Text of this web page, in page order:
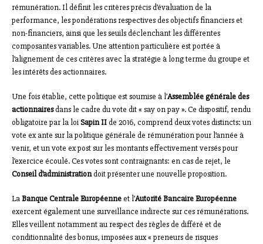
rémunération. Il définit les critères précis d’évaluation de la
performance, les pondérations respectives des objectifs financiers et
non-financiers, ainsi que les seuils déclenchant les différentes
composantes variables. Une attention particulière est portée à
l’alignement de ces critères avec la stratégie à long terme du groupe et
les intérêts des actionnaires.
Une fois établie, cette politique est soumise à l’Assemblée générale des
actionnairesdans le cadre du vote dit « say on pay ». Ce dispositif, rendu
obligatoire par la loiSapin IIde 2016, comprend deux votes distincts: un
vote ex ante sur la politique générale de rémunération pour l’année à
venir, et un vote ex post sur les montants effectivement versés pour
l’exercice écoulé. Ces votes sont contraignants: en cas de rejet, le
Conseil d’administrationdoit présenter une nouvelle proposition.
LaBanque Centrale Européenneet l’Autorité Bancaire Européenne
exercent également une surveillance indirecte sur ces rémunérations.
Elles veillent notamment au respect des règles de différé et de
conditionnalité des bonus, imposées aux « preneurs de risques